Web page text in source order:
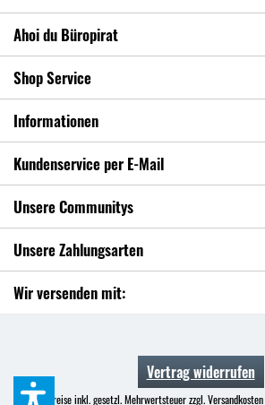
Ahoi du Büropirat
Shop Service
Informationen
Kundenservice per E-Mail
Unsere Communitys
Unsere Zahlungsarten
Wir versenden mit:
Vertrag widerrufen
* Alle Preise inkl. gesetzl. Mehrwertsteuer zzgl.Versandkosten